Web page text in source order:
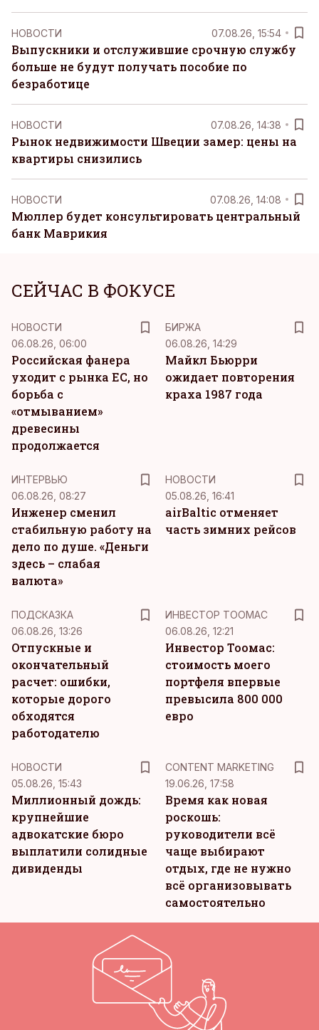
НОВОСТИ 07.08.26, 15:54
Выпускники и отслужившие срочную службу
больше не будут получать пособие по
безработице
НОВОСТИ 07.08.26, 14:38
Рынок недвижимости Швеции замер: цены на
квартиры снизились
НОВОСТИ 07.08.26, 14:08
Мюллер будет консультировать центральный
банк Маврикия
СЕЙЧАС В ФОКУСЕ
НОВОСТИ
06.08.26, 06:00
Российская фанера
уходит с рынка ЕС, но
борьба с
«отмыванием»
древесины
продолжается
БИРЖА
06.08.26, 14:29
Майкл Бьюрри
ожидает повторения
краха 1987 года
ИНТЕРВЬЮ
06.08.26, 08:27
Инженер сменил
стабильную работу на
дело по душе. «Деньги
здесь – слабая
валюта»
НОВОСТИ
05.08.26, 16:41
airBaltic отменяет
часть зимних рейсов
ПОДСКАЗКА
06.08.26, 13:26
Отпускные и
окончательный
расчет: ошибки,
которые дорого
обходятся
работодателю
ИНВЕСТОР ТООМАС
06.08.26, 12:21
Инвестор Тоомас:
стоимость моего
портфеля впервые
превысила 800 000
евро
НОВОСТИ
05.08.26, 15:43
Миллионный дождь:
крупнейшие
адвокатские бюро
выплатили солидные
дивиденды
CONTENT MARKETING
19.06.26, 17:58
Время как новая
роскошь:
руководители всё
чаще выбирают
отдых, где не нужно
всё организовывать
самостоятельно